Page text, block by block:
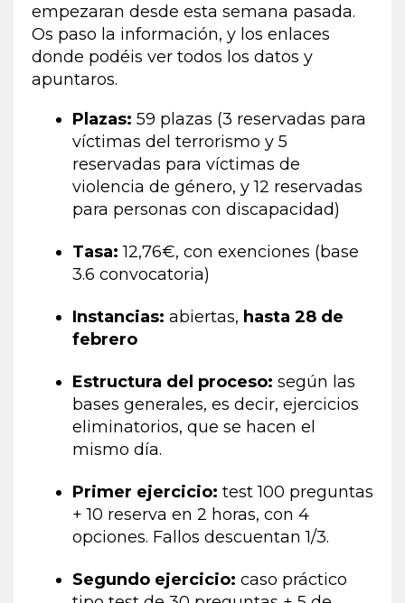
empezaran desde esta semana pasada.
Os paso la información, y los enlaces
donde podéis ver todos los datos y
apuntaros.
Plazas: 59 plazas (3 reservadas para
víctimas del terrorismo y 5
reservadas para víctimas de
violencia de género, y 12 reservadas
para personas con discapacidad)
Tasa: 12,76€, con exenciones (base
3.6 convocatoria)
Instancias: abiertas, hasta 28 de
febrero
Estructura del proceso: según las
bases generales, es decir, ejercicios
eliminatorios, que se hacen el
mismo día.
Primer ejercicio: test 100 preguntas
+ 10 reserva en 2 horas, con 4
opciones. Fallos descuentan 1/3.
Segundo ejercicio: caso práctico